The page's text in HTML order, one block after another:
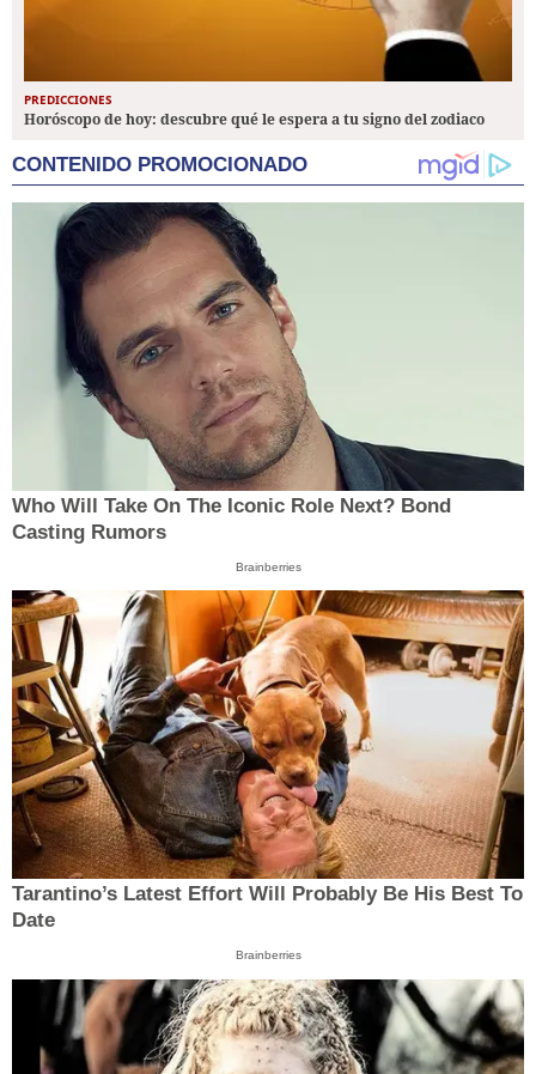
PREDICCIONES
Horóscopo de hoy: descubre qué le espera a tu signo del zodiaco
CONTENIDO PROMOCIONADO
Who Will Take On The Iconic Role Next? Bond
Casting Rumors
Brainberries
Tarantino’s Latest Effort Will Probably Be His Best To
Date
Brainberries